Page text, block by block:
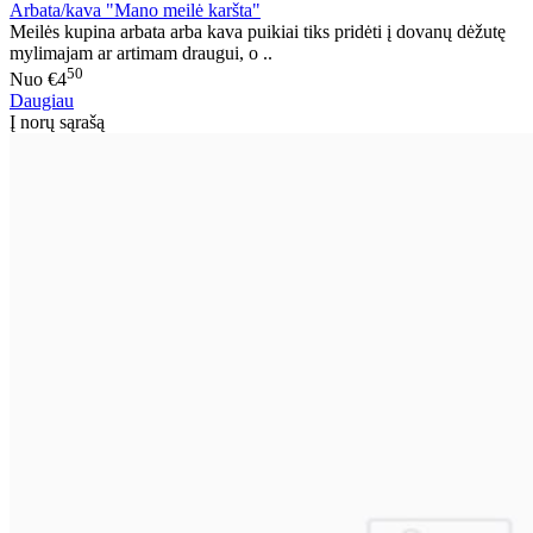
Arbata/kava "Mano meilė karšta"
Meilės kupina arbata arba kava puikiai tiks pridėti į dovanų dėžutę
mylimajam ar artimam draugui, o ..
Nuo €450
Daugiau
Į norų sąrašą